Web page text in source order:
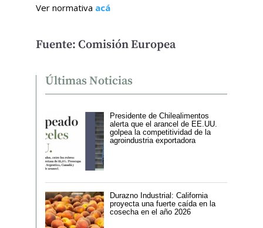
Ver normativa acá
Fuente: Comisión Europea
Últimas Noticias
Presidente de Chilealimentos
alerta que el arancel de EE.UU.
golpea la competitividad de la
agroindustria exportadora
Durazno Industrial: California
proyecta una fuerte caída en la
cosecha en el año 2026